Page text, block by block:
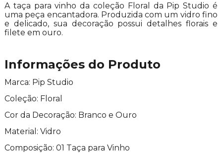
A taça para vinho da coleção Floral da Pip Studio é
uma peça encantadora. Produzida com um vidro fino
e delicado, sua decoração possui detalhes florais e
filete em ouro.
Informações do Produto
Marca: Pip Studio
Coleção: Floral
Cor da Decoração: Branco e Ouro
Material: Vidro
Composição: 01 Taça para Vinho